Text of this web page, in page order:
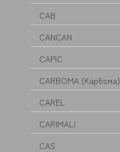
CAB
CANCAN
CAPIC
CARBOMA (Карбома)
CAREL
CARIMALI
CAS